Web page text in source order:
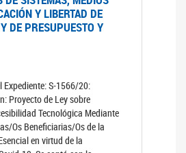
Y LIBERTAD DE
DE PRESUPUESTO Y
Expediente: S-1566/20:
Proyecto de Ley sobre
Tecnológica Mediante
Os Beneficiarias/Os de la
en virtud de la